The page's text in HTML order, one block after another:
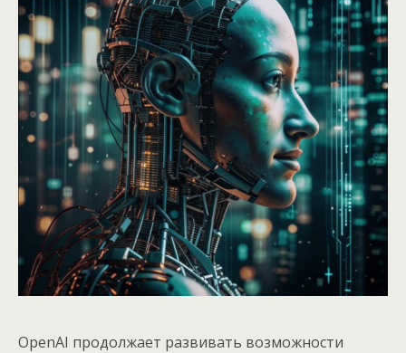
OpenAI продолжает развивать возможности